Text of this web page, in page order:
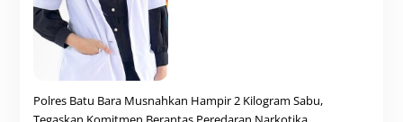
Polres Batu Bara Musnahkan Hampir 2 Kilogram Sabu,